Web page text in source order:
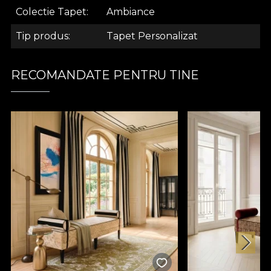
.
.
Colectia Ambiance
Inspirate din dorita de a crea un fond plin de
serenitate activitatilor de zi cu zi, modelele din
colectia “Ambiance” transforma spatiile in mici
sanctuare menite sa te poarte departe de
Colectie Tapet Ambiance
Tip produs Tapet Personalizat
RECOMANDATE PENTRU TINE